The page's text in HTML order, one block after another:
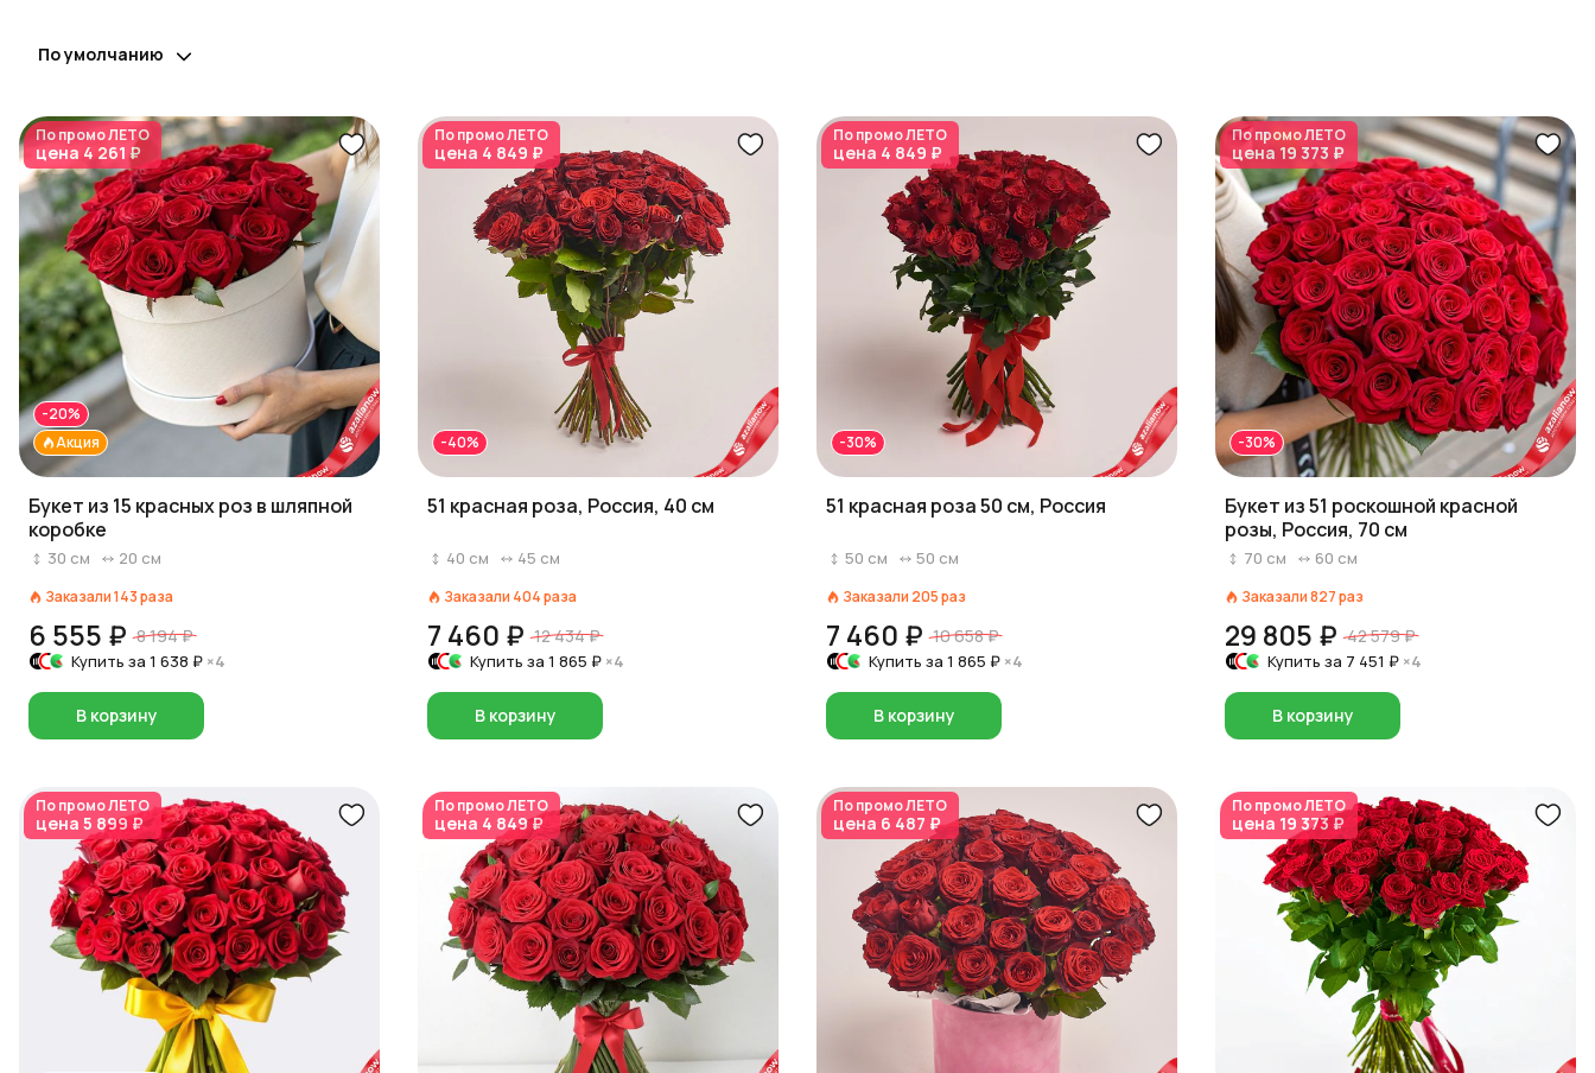
По умолчанию
По промоЛЕТО
цена 4 261 ₽
Акция
-20%
Букет из 15 красных роз в шляпной
коробке
30 см 20 см
Заказали143раза
6 555 ₽ 8 194 ₽
Купить за 1 638 ₽ ×4
В корзину
По промоЛЕТО
цена 4 849 ₽
-40%
51 красная роза, Россия, 40 см
40 см 45 см
Заказали 404раза
7 460 ₽ 12 434 ₽
Купить за 1 865 ₽ ×4
В корзину
По промоЛЕТО
цена 4 849 ₽
-30%
51 красная роза 50 см, Россия
50 см 50 см
Заказали 205раз
7 460 ₽ 10 658 ₽
Купить за 1 865 ₽ ×4
В корзину
По промоЛЕТО
цена 19 373 ₽
-30%
Букет из 51 роскошной красной
розы, Россия, 70 см
70 см 60 см
Заказали827раз
29 805 ₽ 42 579 ₽
Купить за 7 451 ₽ ×4
В корзину
По промоЛЕТО
цена 5 899 ₽
По промоЛЕТО
цена 4 849 ₽
По промоЛЕТО
цена 6 487 ₽
По промоЛЕТО
цена 19 373 ₽